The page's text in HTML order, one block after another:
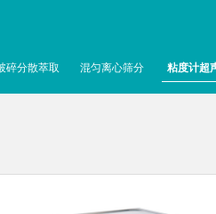
碎分散萃取 混匀离心筛分 粘度计超